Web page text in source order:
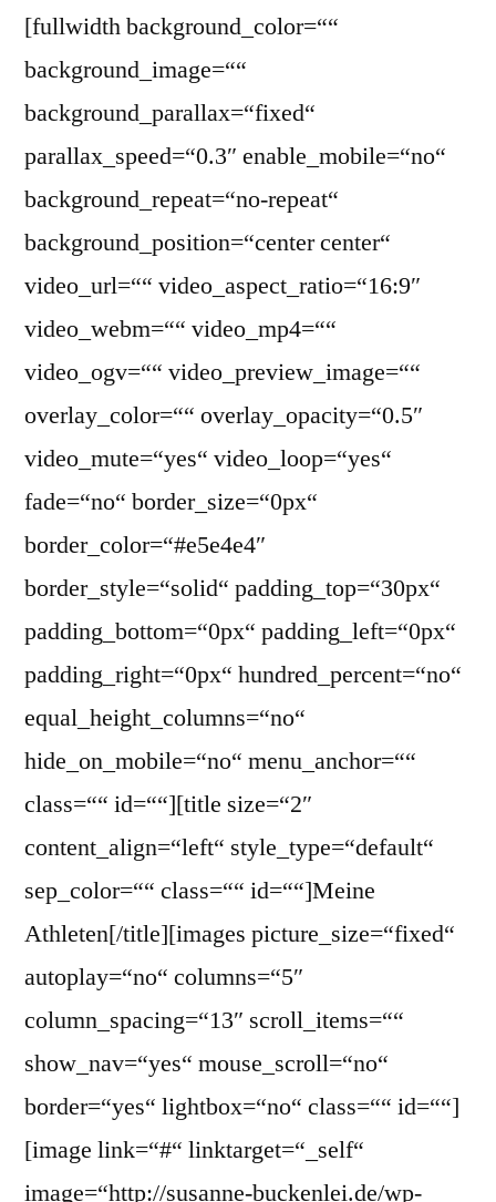
[fullwidth background_color=““
background_image=““
background_parallax=“fixed“
parallax_speed=“0.3″ enable_mobile=“no“
background_repeat=“no-repeat“
background_position=“center center“
video_url=““ video_aspect_ratio=“16:9″
video_webm=““ video_mp4=““
video_ogv=““ video_preview_image=““
overlay_color=““ overlay_opacity=“0.5″
video_mute=“yes“ video_loop=“yes“
fade=“no“ border_size=“0px“
border_color=“#e5e4e4″
border_style=“solid“ padding_top=“30px“
padding_bottom=“0px“ padding_left=“0px“
padding_right=“0px“ hundred_percent=“no“
equal_height_columns=“no“
hide_on_mobile=“no“ menu_anchor=““
class=““ id=““][title size=“2″
content_align=“left“ style_type=“default“
sep_color=““ class=““ id=““]Meine
Athleten[/title][images picture_size=“fixed“
autoplay=“no“ columns=“5″
column_spacing=“13″ scroll_items=““
show_nav=“yes“ mouse_scroll=“no“
border=“yes“ lightbox=“no“ class=““ id=““]
[image link=“#“ linktarget=“_self“
image=“http://susanne-buckenlei.de/wp-